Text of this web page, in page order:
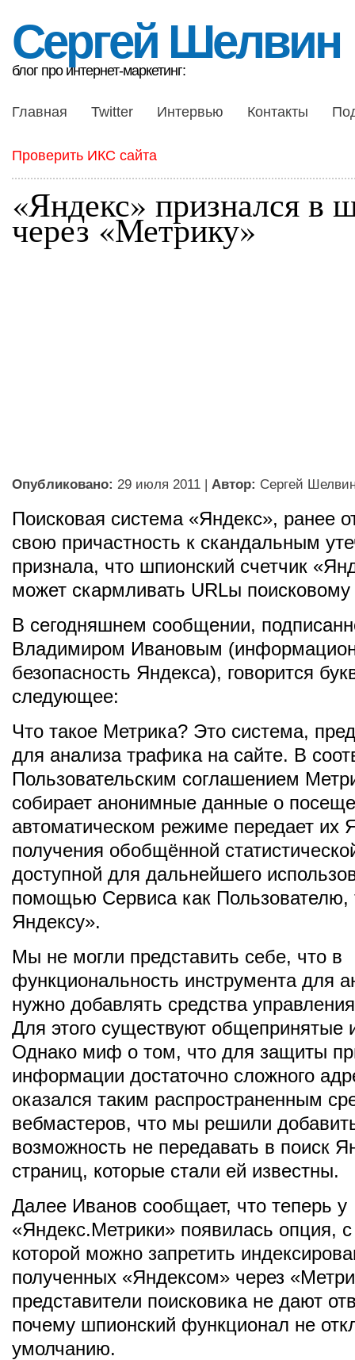
Сергей Шелвин
блог про интернет-маркетинг:
Главная Twitter Интервью Контакты
Проверить ИКС сайта
«Яндекс» признался в
через «Метрику»
Опубликовано: 29 июля 2011 | Автор: Сергей
Поисковая система «Яндекс», ранее
свою причастность к скандальным
признала, что шпионский счетчик
может скармливать URLы поисковому
В сегодняшнем сообщении,
Владимиром Ивановым
безопасность Яндекса), говорится
следующее:
Что такое Метрика? Это система,
для анализа трафика на сайте. В
Пользовательским соглашением
собирает анонимные данные о
автоматическом режиме передает их
получения обобщённой
доступной для дальнейшего
помощью Сервиса как Пользователю,
Яндексу».
Мы не могли представить себе, что в
функциональность инструмента для
нужно добавлять средства
Для этого существуют общепринятые
Однако миф о том, что для защиты
информации достаточно сложного
оказался таким распространенным
вебмастеров, что мы решили
возможность не передавать в поиск
страниц, которые стали ей известны.
Далее Иванов сообщает, что теперь у
«Яндекс.Метрики» появилась опция,
которой можно запретить
полученных «Яндексом» через
представители поисковика не дают
почему шпионский функционал не
умолчанию.